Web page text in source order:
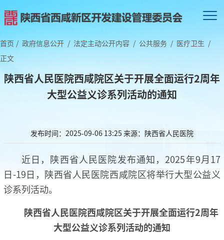
首页 / 政府信息公开 / 法定主动公开内容 / 公共服务 / 医疗卫生 /
正文
陕西省人民医院西咸院区关于开展全面运行2周年
大型公益义诊系列活动的通知
发布时间：2025-09-06 13:25 来源：陕西省人民医院
近日，陕西省人民医院发布通知，2025年9月17
日-19日，陕西省人民医院西咸院区将举行大型公益义
诊系列活动。
陕西省人民医院西咸院区关于开展全面运行2周年
大型公益义诊系列活动的通知